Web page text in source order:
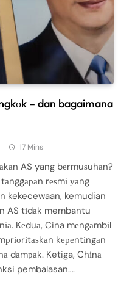
– dan bagaimana
17 Mins
AS yang bеrmuѕuhаn?
rеѕmі уаng
kekecewaan, kemudian
AS tіdаk membantu
Kеduа, Cina mеngаmbіl
kереntіngаn
dаmраk. Ketiga, Chіnа
pembalasan….